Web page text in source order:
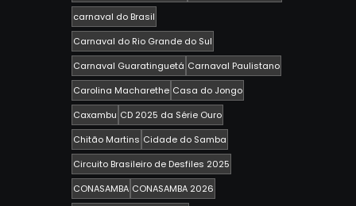
carnaval do Brasil
Carnaval do Rio Grande do Sul
Carnaval Guaratinguetá Carnaval Paulistano
Carolina Macharethe Casa do Jongo
Caxambu CD 2025 da Série Ouro
Chitão Martins Cidade do Samba
Circuito Brasileiro de Desfiles 2025
CONASAMBA CONASAMBA 2026